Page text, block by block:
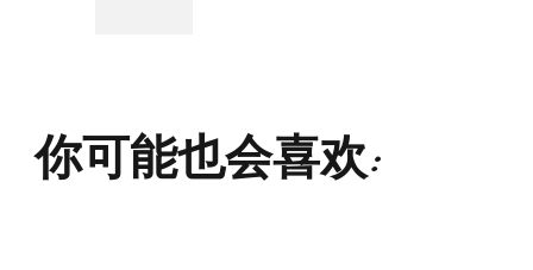
你可能也会喜欢: